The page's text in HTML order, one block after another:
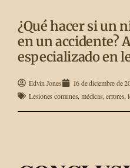
¿Qué hacer si un
en un accidente?
especializado en
Edvin Jones
16 de diciembre de
Lesiones comunes médicas errores